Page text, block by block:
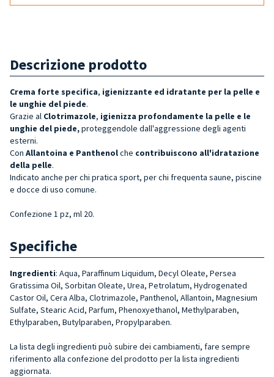
Descrizione prodotto
Crema forte specifica, igienizzante ed idratante per la pelle e
le unghie del piede.
Grazie al Clotrimazole, igienizza profondamente la pelle e le
unghie del piede,proteggendole dall'aggressione degli agenti
esterni.
Con Allantoina e Panthenolche contribuiscono all'idratazione
della pelle.
Indicato anche per chi pratica sport, per chi frequenta saune, piscine
e docce di uso comune.
Confezione 1 pz, ml 20.
Specifiche
Ingredienti: Aqua, Paraffinum Liquidum, Decyl Oleate, Persea
Gratissima Oil, Sorbitan Oleate, Urea, Petrolatum, Hydrogenated
Castor Oil, Cera Alba, Clotrimazole, Panthenol, Allantoin, Magnesium
Sulfate, Stearic Acid, Parfum, Phenoxyethanol, Methylparaben,
Ethylparaben, Butylparaben, Propylparaben.
La lista degli ingredienti può subire dei cambiamenti, fare sempre
riferimento alla confezione del prodotto per la lista ingredienti
aggiornata.